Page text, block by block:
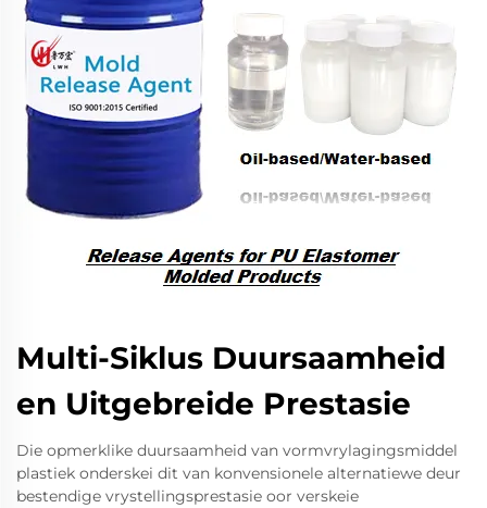
Multi-Siklus Duursaamheid
en Uitgebreide Prestasie
Die opmerklike duursaamheid van vormvrylagingsmiddel
plastiek onderskei dit van konvensionele alternatiewe deur
bestendige vrystellingsprestasie oor verskeie